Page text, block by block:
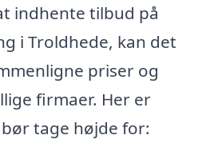
indhente tilbud på
i Troldhede, kan det
priser og
firmaer. Her er
tage højde for: